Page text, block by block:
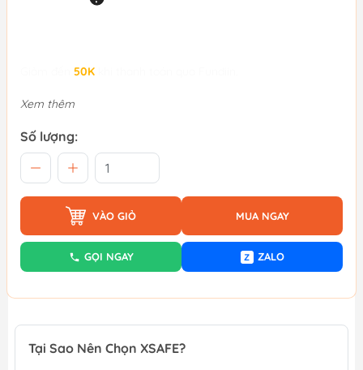
50K
Xem thêm
Số lượng:
VÀO GIỎ MUA NGAY
GỌI NGAY Z ZALO
Tại Sao Nên Chọn XSAFE?